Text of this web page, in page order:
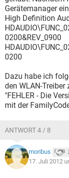
Gerätemanager
High Definition
0200&REV_0900
0200
Dazu habe ich
den WLAN-Treiber
"FEHLER - Die
mit der
ANTWORT 4 / 8
moribus
17. Juli 2012